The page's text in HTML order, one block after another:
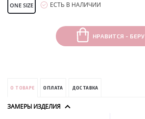
ONE SIZE ЕСТЬ В НАЛИЧИИ
НРАВИТСЯ - БЕРУ
О ТОВАРЕ ОПЛАТА ДОСТАВКА
ЗАМЕРЫ ИЗДЕЛИЯ